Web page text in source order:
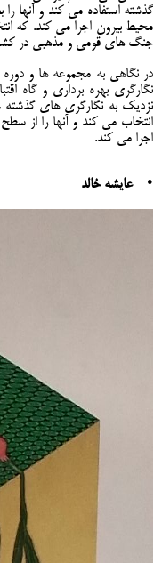
گذشته استفاده می کند و آنها
محیط بیرون اجرا می کند. که
جنگ های قومی و مذهبی در
در نگاهی به مجموعه ها و
نگارگری بهره برداری و گاه
نزدیک به نگارگری های گذشته
انتخاب می کند و آنها را از سطح
اجرا می کند.
•عایشه خالد